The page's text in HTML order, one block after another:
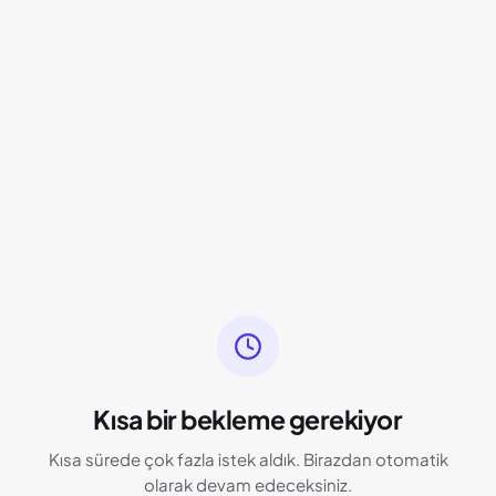
Kısa bir bekleme gerekiyor
Kısa sürede çok fazla istek aldık. Birazdan otomatik
olarak devam edeceksiniz.